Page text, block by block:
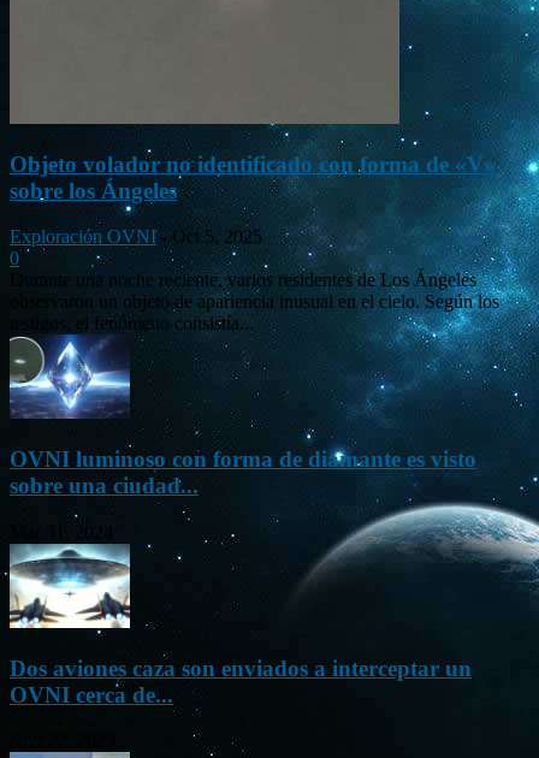
Objeto volador no identificado con forma de «V»
sobre los Ángeles
Exploración OVNI - Oct 5, 2025
0
Durante una noche reciente, varios residentes de Los Ángeles
observaron un objeto de apariencia inusual en el cielo. Según los
testigos, el fenómeno consistía...
OVNI luminoso con forma de diamante es visto
sobre una ciudad...
Dos aviones caza son enviados a interceptar un
OVNI cerca de...